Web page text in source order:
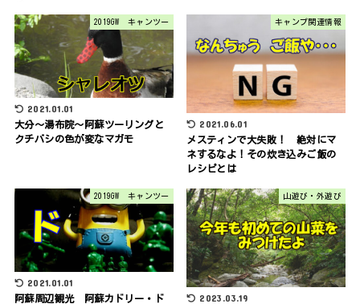
2019GW キャンツー
2021.01.01
大分～湯布院～阿蘇ツーリングと
クチバシの色が変なマガモ
キャンプ関連情報
2021.06.01
メスティンで大失敗！ 絶対にマ
ネするなよ！その炊き込みご飯の
レシピとは
2019GW キャンツー
2021.01.01
阿蘇周辺観光 阿蘇カドリー・ド
山遊び・外遊び
2023.03.19